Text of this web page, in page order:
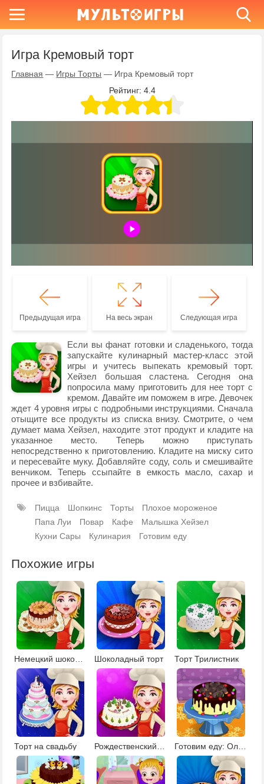
Игра Кремовый торт
Главная — Игры Торты — Игра Кремовый торт
Рейтинг: 4.4
Предыдущая игра На весь экран Следующая игра
Если вы фанат готовки и сладенького, тогда
запускайте кулинарный мастер-класс этой
игры и учитесь выпекать кремовый торт.
Хейзел большая сластена. Сегодня она
попросила маму приготовить для нее торт с
кремом. Давайте им поможем в игре. Девочек
ждет 4 уровня игры с подробными инструкциями. Сначала
отыщите все продукты из списка внизу. Смотрите, о чем
думает мама Хейзел, находите этот продукт и кладите на
указанное место. Теперь можно приступать
непосредственно к приготовлению. Кладите на миску сито
и пересевайте муку. Добавляйте соду, соль и смешивайте
венчиком. Теперь ссыпайте в емкость масло, сахар и
прочее и взбивайте.
Пицца Шопкинс Торты
Плохое мороженое
Папа Луи
Повар Кафе
Малышка Хейзел
Кухни Сары
Кулинария Готовим еду
Похожие игры
Немецкий шоколадный торт Шоколадный торт Торт Трилистник
Торт на свадьбу Готовим еду: Олимпийский пирог